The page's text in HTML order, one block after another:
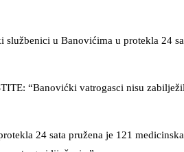
u Banovićima u protekla 24
“Banovićki vatrogasci nisu
24 sata pružena je 121